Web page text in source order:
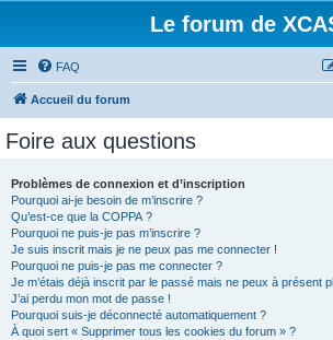
Le forum de
FAQ
Accueil du forum
Foire aux questions
Problèmes de connexion et d’inscription
Pourquoi ai-je besoin de m’inscrire ?
Qu’est-ce que la COPPA ?
Pourquoi ne puis-je pas m’inscrire ?
Je suis inscrit mais je ne peux pas me connecter !
Pourquoi ne puis-je pas me connecter ?
Je m’étais déjà inscrit par le passé mais ne peux à présent
J’ai perdu mon mot de passe !
Pourquoi suis-je déconnecté automatiquement ?
À quoi sert « Supprimer tous les cookies du forum » ?